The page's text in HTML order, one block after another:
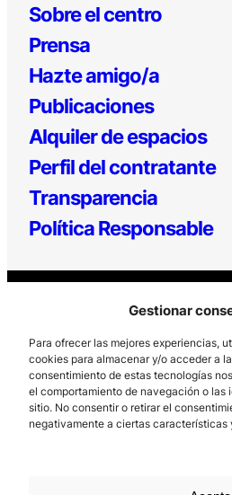
Gestionar
Para ofrecer las mejores experiencias,
cookies para almacenar y/o acceder a
consentimiento de estas tecnologías
el comportamiento de navegación o
sitio. No consentir o retirar el
negativamente a ciertas características
Sobre el centro
Prensa
Hazte amigo/a
Publicaciones
Alquiler de espacios
Perfil del contratante
Transparencia
Política Responsable
Los Prados, 121 – 33203 Gijón
985 185 577 –